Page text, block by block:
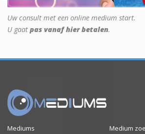
Uw consult met een online medium start.
U gaat pas vanaf hier betalen.
Mediums
Medium